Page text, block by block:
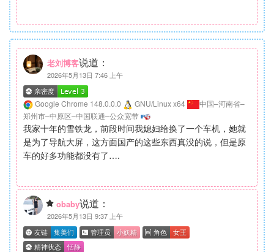
老刘博客说道：
2026年5月13日 7:46 上午
Google Chrome 148.0.0.0 GNU/Linux x64
中国–河南省–
郑州市–中原区–中国联通–公众宽带
我家十年的雪铁龙，前段时间我媳妇给换了一个车机，她就
是为了导航大屏，这方面国产的这些东西真没的说，但是原
车的好多功能都没有了….
obaby说道：
2026年5月13日 9:37 上午